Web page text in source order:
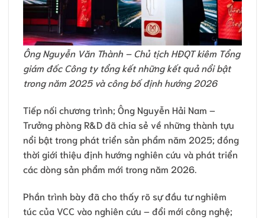
Ông Nguyễn Văn Thành – Chủ tịch HĐQT kiêm Tổng
giám đốc Công ty tổng kết những kết quả nổi bật
trong năm 2025 và công bố định hướng 2026
Tiếp nối chương trình; Ông Nguyễn Hải Nam –
Trưởng phòng R&D đã chia sẻ về những thành tựu
nổi bật trong phát triển sản phẩm năm 2025; đồng
thời giới thiệu định hướng nghiên cứu và phát triển
các dòng sản phẩm mới trong năm 2026.
Phần trình bày đã cho thấy rõ sự đầu tư nghiêm
túc của VCC vào nghiên cứu – đổi mới công nghệ;